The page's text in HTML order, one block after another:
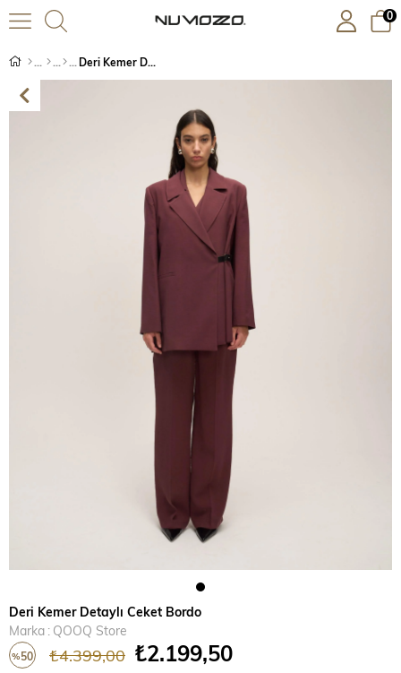
0
Deri Kemer Detaylı Ceket Bordo
Deri Kemer Detaylı Ceket Bordo
Marka : QOOQ Store
%50 ₺4.399,00 ₺2.199,50